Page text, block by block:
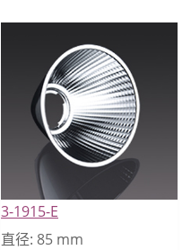
3-1915-E
直径: 85 mm